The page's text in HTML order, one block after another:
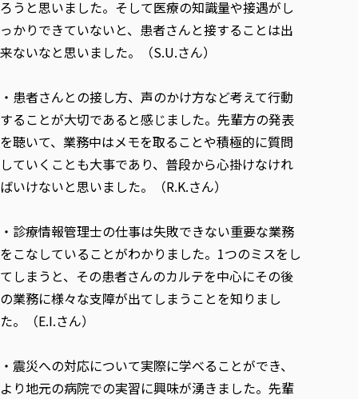
ろうと思いました。そして医療の知識量や接遇がし
っかりできていないと、患者さんと接することは出
来ないなと思いました。（S.U.さん）
・患者さんとの接し方、声のかけ方など考えて行動
することが大切であると感じました。先輩方の発表
を聴いて、業務中はメモを取ることや積極的に質問
していくことも大事であり、普段から心掛けなけれ
ばいけないと思いました。（R.K.さん）
・診療情報管理士の仕事は失敗できない重要な業務
をこなしていることがわかりました。1つのミスをし
てしまうと、その患者さんのカルテを中心にその後
の業務に様々な支障が出てしまうことを知りまし
た。（E.I.さん）
・震災への対応について実際に学べることができ、
より地元の病院での実習に興味が湧きました。先輩